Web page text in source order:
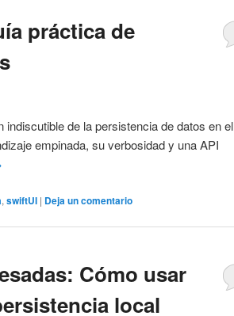
práctica de
de la persistencia de datos en el
empinada, su verbosidad y una API
,swiftUI | Deja un comentario
Cómo usar
local